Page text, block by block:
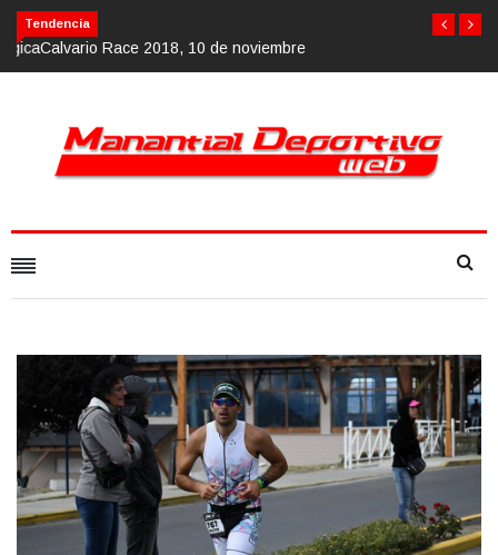
Tendencia